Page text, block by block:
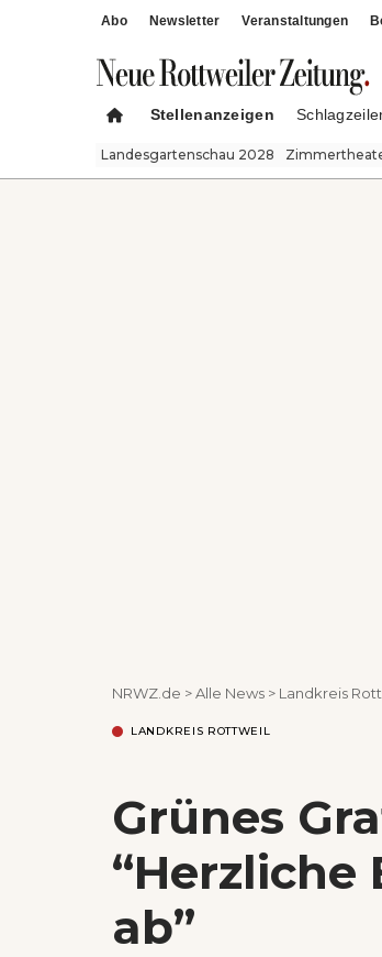
Abo Newsletter Veranstaltungen
Stellenanzeigen
Landesgartenschau 2028
NRWZ.de >Alle News > Landkreis
LANDKREIS ROTTWEIL
Grünes
“Herzliche
ab”